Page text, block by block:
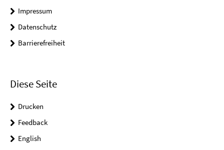
Impressum
Datenschutz
Barrierefreiheit
Diese Seite
Drucken
Feedback
English